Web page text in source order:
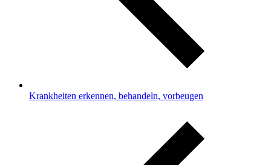
Krankheiten erkennen, behandeln, vorbeugen